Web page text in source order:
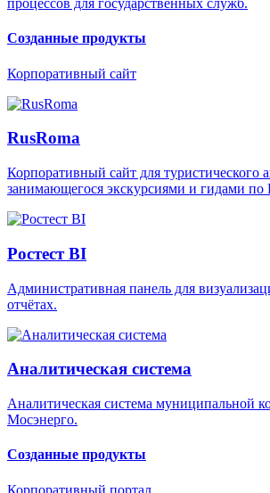
процессов для государственных служб.
Созданные продукты
Корпоративный сайт
RusRoma
Корпоративный сайт для туристического
занимающегося экскурсиями и гидами по
Ростест BI
Административная панель для
отчётах.
Аналитическая система
Аналитическая система муниципальной
Мосэнерго.
Созданные продукты
Корпоративный портал